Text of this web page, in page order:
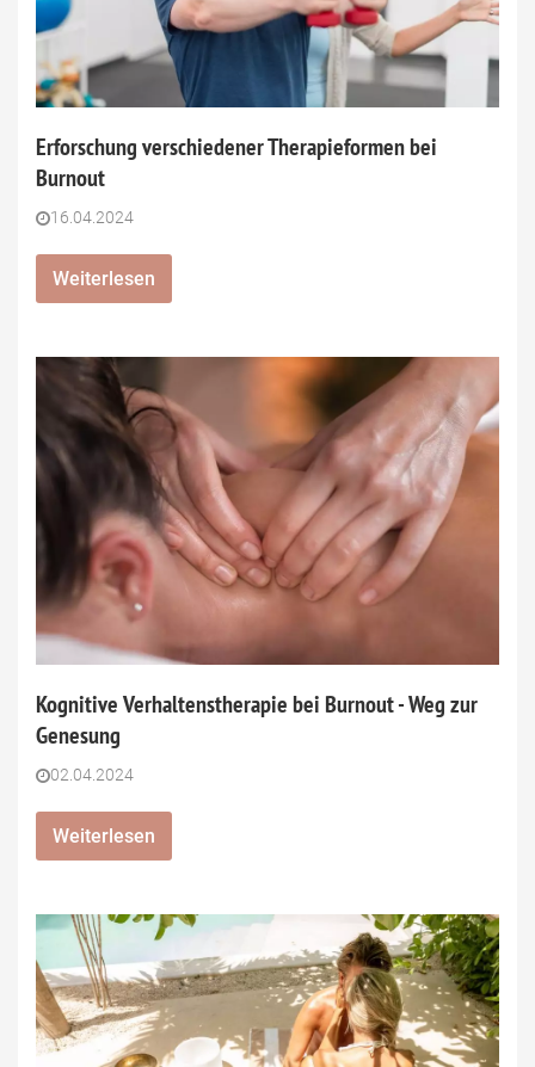
Erforschung verschiedener Therapieformen bei
Burnout
16.04.2024
Weiterlesen
Kognitive Verhaltenstherapie bei Burnout - Weg zur
Genesung
02.04.2024
Weiterlesen